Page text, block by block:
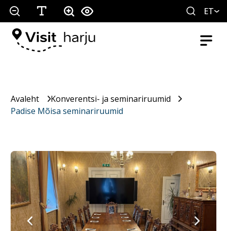
ET
Avaleht
Konverentsi- ja seminariruumid
Padise Mõisa seminariruumid